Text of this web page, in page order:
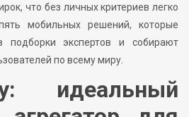
что без личных критериев легко
мобильных решений, которые
подборки экспертов и собирают
по всему миру.
идеальный